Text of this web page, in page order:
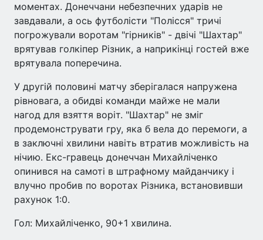
моментах. Донеччани небезпечних ударів не
завдавали, а ось футболісти "Полісся" тричі
погрожували воротам "гірників" - двічі "Шахтар"
врятував голкіпер Різник, а наприкінці гостей вже
врятувала поперечина.
У другій половині матчу зберігалася напружена
рівновага, а обидві команди майже не мали
нагод для взяття воріт. "Шахтар" не зміг
продемонструвати гру, яка б вела до перемоги, а
в заключні хвилини навіть втратив можливість на
нічию. Екс-гравець донеччан Михайліченко
опинився на самоті в штрафному майданчику і
влучно пробив по воротах Різника, встановивши
рахунок 1:0.
Гол: Михайліченко, 90+1 хвилина.